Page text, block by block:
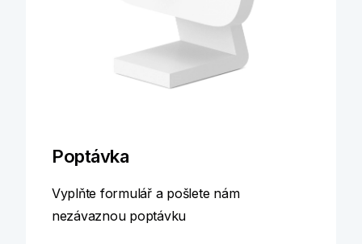
Poptávka
Vyplňte formulář a pošlete nám
nezávaznou poptávku